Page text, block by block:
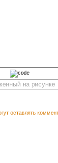
оставлять